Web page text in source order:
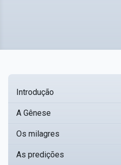
Introdução
A Gênese
Os milagres
As predições